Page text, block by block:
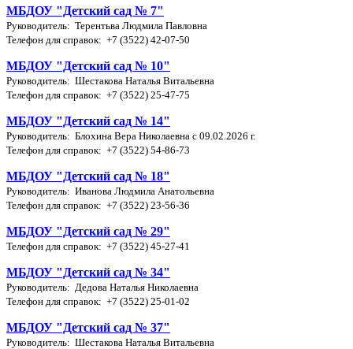
МБДОУ "Детский сад № 7"
Руководитель: Терентьва Людмила Павловна
Телефон для справок: +7 (3522) 42-07-50
МБДОУ "Детский сад № 10"
Руководитель: Шестакова Наталья Витальевна
Телефон для справок: +7 (3522) 25-47-75
МБДОУ "Детский сад № 14"
Руководитель: Блохина Вера Николаевна c 09.02.2026 г.
Телефон для справок: +7 (3522) 54-86-73
МБДОУ "Детский сад № 18"
Руководитель: Иванова Людмила Анатольевна
Телефон для справок: +7 (3522) 23-56-36
МБДОУ "Детский сад № 29"
Телефон для справок: +7 (3522) 45-27-41
МБДОУ "Детский сад № 34"
Руководитель: Дедова Наталья Николаевна
Телефон для справок: +7 (3522) 25-01-02
МБДОУ "Детский сад № 37"
Руководитель: Шестакова Наталья Витальевна